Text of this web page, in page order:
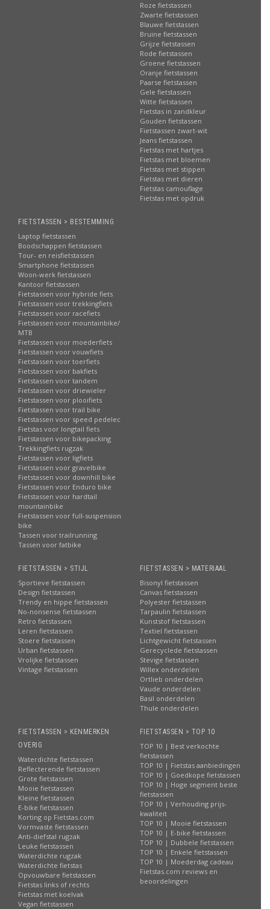
Roze fietstassen
Zwarte fietstassen
Blauwe fietstassen
Bruine fietstassen
Grijze fietstassen
Rode fietstassen
Groene fietstassen
Oranje fietstassen
Paarse fietstassen
Gele fietstassen
Witte fietstassen
Fietstas in zandkleur
Gouden fietstassen
Fietstassen zwart-wit
Jeans fietstassen
Fietstas met hartjes
Fietstas met bloemen
Fietstas met stippen
Fietstas met dieren
Fietstas camouflage
Fietstas met opdruk
FIETSTASSEN > BESTEMMING
Laptop fietstassen
Boodschappen fietstassen
Tour- en reisfietstassen
Smartphone fietstassen
Woon-werk fietstassen
Kantoor fietstassen
Fietstassen voor hybride fiets
Fietstassen voor trekkingfiets
Fietstassen voor racefiets
Fietstassen voor mountainbike/
MTB
Fietstassen voor moederfiets
Fietstassen voor vouwfiets
Fietstassen voor toerfiets
Fietstassen voor bakfiets
Fietstassen voor tandem
Fietstassen voor driewieler
Fietstassen voor plooifiets
Fietstassen voor trail bike
Fietstassen voor speed pedelec
Fietstas voor longtail fiets
Fietstassen voor bikepacking
Trekkingfiets rugzak
Fietstassen voor ligfiets
Fietstassen voor gravelbike
Fietstassen voor downhill bike
Fietstassen voor Enduro bike
Fietstassen voor hardtail
mountainbike
Fietstassen voor full-suspension
bike
Tassen voor trailrunning
Tassen voor fatbike
FIETSTASSEN > STIJL
Sportieve fietstassen
Design fietstassen
Trendy en hippe fietstassen
No-nonsense fietstassen
Retro fietstassen
Leren fietstassen
Stoere fietstassen
Urban fietstassen
Vrolijke fietstassen
Vintage fietstassen
FIETSTASSEN > MATERIAAL
Bisonyl fietstassen
Canvas fietstassen
Polyester fietstassen
Tarpaulin fietstassen
Kunststof fietstassen
Textiel fietstassen
Lichtgewicht fietstassen
Gerecyclede fietstassen
Stevige fietstassen
Willex onderdelen
Ortlieb onderdelen
Vaude onderdelen
Basil onderdelen
Thule onderdelen
FIETSTASSEN > KENMERKEN
OVERIG
Waterdichte fietstassen
Reflecterende fietstassen
Grote fietstassen
Mooie fietstassen
Kleine fietstassen
E-bike fietstassen
Korting op Fietstas.com
Vormvaste fietstassen
Anti-diefstal rugzak
Leuke fietstassen
Waterdichte rugzak
Waterdichte fietstas
Opvouwbare fietstassen
Fietstas links of rechts
Fietstas met koelvak
Vegan fietstassen
FIETSTASSEN > TOP 10
TOP 10 | Best verkochte
fietstassen
TOP 10 | Fietstas aanbiedingen
TOP 10 | Goedkope fietstassen
TOP 10 | Hoge segment beste
fietstassen
TOP 10 | Verhouding prijs-
kwaliteit
TOP 10 | Mooie fietstassen
TOP 10 | E-bike fietstassen
TOP 10 | Dubbele fietstassen
TOP 10 | Enkele fietstassen
TOP 10 | Moederdag cadeau
Fietstas.com reviews en
beoordelingen